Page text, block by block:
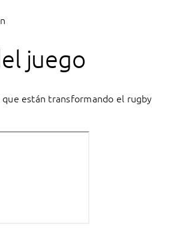
juego
que están transformando el rugby